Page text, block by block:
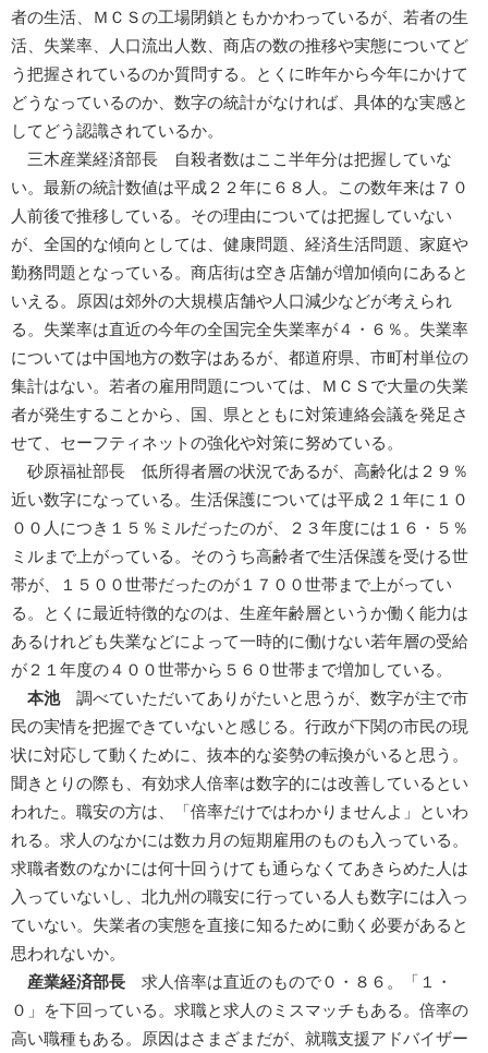
者の生活、ＭＣＳの工場閉鎖ともかかわっているが、若者の生
活、失業率、人口流出人数、商店の数の推移や実態についてど
う把握されているのか質問する。とくに昨年から今年にかけて
どうなっているのか、数字の統計がなければ、具体的な実感と
してどう認識されているか。
三木産業経済部長 自殺者数はここ半年分は把握していな
い。最新の統計数値は平成２２年に６８人。この数年来は７０
人前後で推移している。その理由については把握していない
が、全国的な傾向としては、健康問題、経済生活問題、家庭や
勤務問題となっている。商店街は空き店舗が増加傾向にあると
いえる。原因は郊外の大規模店舗や人口減少などが考えられ
る。失業率は直近の今年の全国完全失業率が４・６％。失業率
については中国地方の数字はあるが、都道府県、市町村単位の
集計はない。若者の雇用問題については、ＭＣＳで大量の失業
者が発生することから、国、県とともに対策連絡会議を発足さ
せて、セーフティネットの強化や対策に努めている。
砂原福祉部長 低所得者層の状況であるが、高齢化は２９％
近い数字になっている。生活保護については平成２１年に１０
００人につき１５％ミルだったのが、２３年度には１６・５％
ミルまで上がっている。そのうち高齢者で生活保護を受ける世
帯が、１５００世帯だったのが１７００世帯まで上がってい
る。とくに最近特徴的なのは、生産年齢層というか働く能力は
あるけれども失業などによって一時的に働けない若年層の受給
が２１年度の４００世帯から５６０世帯まで増加している。
本池調べていただいてありがたいと思うが、数字が主で市
民の実情を把握できていないと感じる。行政が下関の市民の現
状に対応して動くために、抜本的な姿勢の転換がいると思う。
聞きとりの際も、有効求人倍率は数字的には改善しているとい
われた。職安の方は、「倍率だけではわかりませんよ」といわ
れる。求人のなかには数カ月の短期雇用のものも入っている。
求職者数のなかには何十回うけても通らなくてあきらめた人は
入っていないし、北九州の職安に行っている人も数字には入っ
ていない。失業者の実態を直接に知るために動く必要があると
思われないか。
産業経済部長 求人倍率は直近のもので０・８６。「１・
０」を下回っている。求職と求人のミスマッチもある。倍率の
高い職種もある。原因はさまざまだが、就職支援アドバイザー